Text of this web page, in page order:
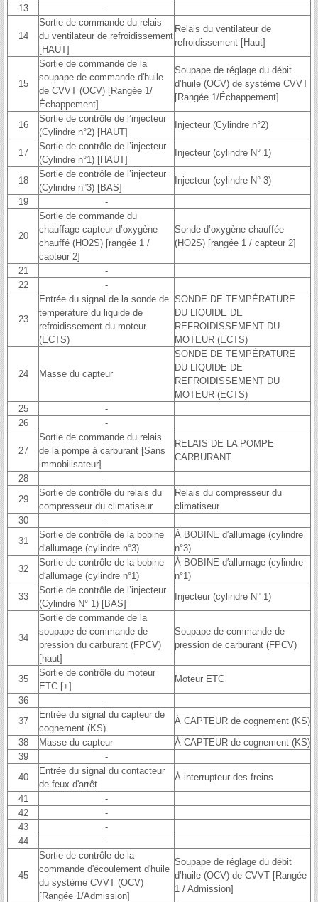
13
-
14
Sortie de commande du relais
du ventilateur de refroidissement
[HAUT]
Relais du ventilateur de
refroidissement [Haut]
15
Sortie de commande de la
soupape de commande d'huile
de CVVT (OCV) [Rangée 1/
Échappement]
Soupape de réglage du débit
d’huile (OCV) de système CVVT
[Rangée 1/Échappement]
16
Sortie de contrôle de l’injecteur
(Cylindre n°2) [HAUT]
Injecteur (Cylindre n°2)
17
Sortie de contrôle de l’injecteur
(Cylindre n°1) [HAUT]
Injecteur (cylindre N° 1)
18
Sortie de contrôle de l’injecteur
(Cylindre n°3) [BAS]
Injecteur (cylindre N° 3)
19
-
20
Sortie de commande du
chauffage capteur d’oxygène
chauffé (HO2S) [rangée 1 /
capteur 2]
Sonde d’oxygène chauffée
(HO2S) [rangée 1 / capteur 2]
21
-
22
-
23
Entrée du signal de la sonde de
température du liquide de
refroidissement du moteur
(ECTS)
SONDE DE TEMPÉRATURE
DU LIQUIDE DE
REFROIDISSEMENT DU
MOTEUR (ECTS)
24 Masse du capteur
SONDE DE TEMPÉRATURE
DU LIQUIDE DE
REFROIDISSEMENT DU
MOTEUR (ECTS)
25
-
26
-
27
Sortie de commande du relais
de la pompe à carburant [Sans
immobilisateur]
RELAIS DE LA POMPE
CARBURANT
28
-
29
Sortie de contrôle du relais du
compresseur du climatiseur
Relais du compresseur du
climatiseur
30
-
31
Sortie de contrôle de la bobine
d′allumage (cylindre n°3)
À BOBINE d′allumage (cylindre
n°3)
32
Sortie de contrôle de la bobine
d′allumage (cylindre n°1)
À BOBINE d′allumage (cylindre
n°1)
33
Sortie de contrôle de l’injecteur
(Cylindre N° 1) [BAS]
Injecteur (cylindre N° 1)
34
Sortie de commande de la
soupape de commande de
pression du carburant (FPCV)
[haut]
Soupape de commande de
pression de carburant (FPCV)
35
Sortie de contrôle du moteur
ETC [+]
Moteur ETC
36
-
37
Entrée du signal du capteur de
cognement (KS)
À CAPTEUR de cognement (KS)
38
Masse du capteur
À CAPTEUR de cognement (KS)
39
-
40
Entrée du signal du contacteur
de feux d'arrêt
À interrupteur des freins
41
-
42
-
43
-
44
-
45
Sortie de contrôle de la
commande d'écoulement d'huile
du système CVVT (OCV)
[Rangée 1/Admission]
Soupape de réglage du débit
d’huile (OCV) de CVVT [Rangée
1 / Admission]